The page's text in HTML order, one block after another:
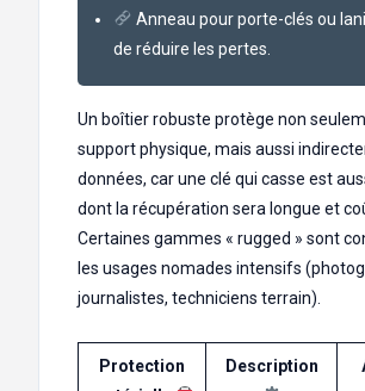
Anneau pour porte-clés ou
de réduire les pertes.
Un boîtier robuste protège non
support physique, mais aussi
données, car une clé qui casse est
dont la récupération sera longue et
Certaines gammes « rugged » sont
les usages nomades intensifs
journalistes, techniciens terrain).
Protection
Description